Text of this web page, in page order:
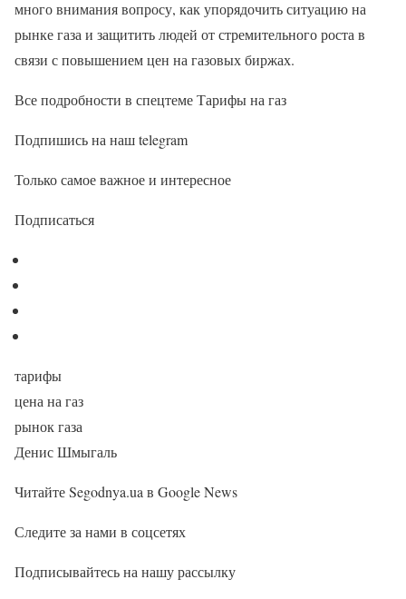
много внимания вопросу, как упорядочить ситуацию на
рынке газа и защитить людей от стремительного роста в
связи с повышением цен на газовых биржах.
Все подробности в спецтеме Тарифы на газ
Подпишись на наш telegram
Только самое важное и интересное
Подписаться
тарифы
цена на газ
рынок газа
Денис Шмыгаль
Читайте Segodnya.ua в Google News
Следите за нами в соцсетях
Подписывайтесь на нашу рассылку